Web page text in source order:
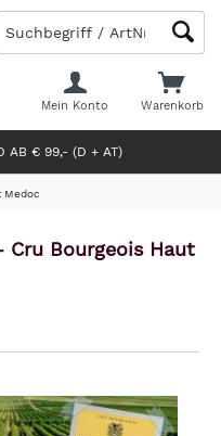
AB € 99,- (D + AT)
Warenkorb
Mein Konto
Medoc
Cru Bourgeois Haut